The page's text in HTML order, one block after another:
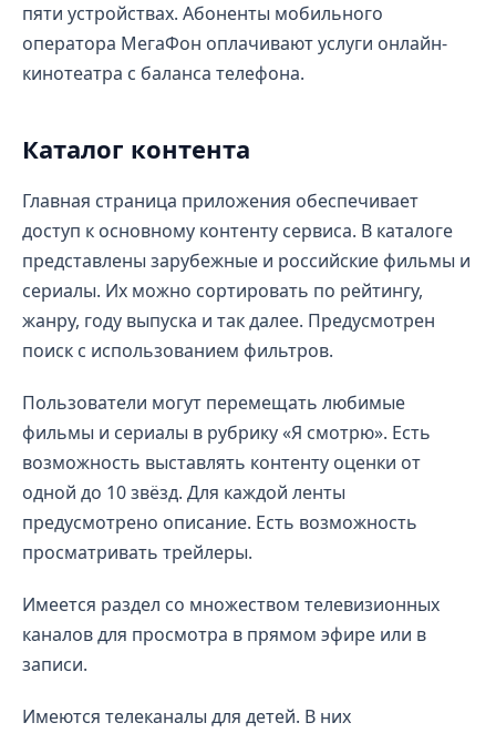
пяти устройствах. Абоненты мобильного
оператора МегаФон оплачивают услуги онлайн-
кинотеатра с баланса телефона.
Каталог контента
Главная страница приложения обеспечивает
доступ к основному контенту сервиса. В каталоге
представлены зарубежные и российские фильмы и
сериалы. Их можно сортировать по рейтингу,
жанру, году выпуска и так далее. Предусмотрен
поиск с использованием фильтров.
Пользователи могут перемещать любимые
фильмы и сериалы в рубрику «Я смотрю». Есть
возможность выставлять контенту оценки от
одной до 10 звёзд. Для каждой ленты
предусмотрено описание. Есть возможность
просматривать трейлеры.
Имеется раздел со множеством телевизионных
каналов для просмотра в прямом эфире или в
записи.
Имеются телеканалы для детей. В них